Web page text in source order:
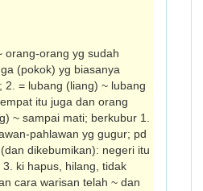
orang-orang yg sudah
(pokok) yg biasanya
= lubang (liang) ~ lubang
itu juga dan orang
~ sampai mati; berkubur 1.
pahlawan yg gugur; pd
dikebumikan): negeri itu
ki hapus, hilang, tidak
cara warisan telah ~ dan